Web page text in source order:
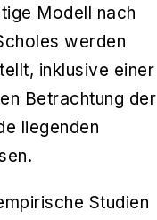
Modell nach
werden
inklusive einer
Betrachtung der
liegenden
Studien